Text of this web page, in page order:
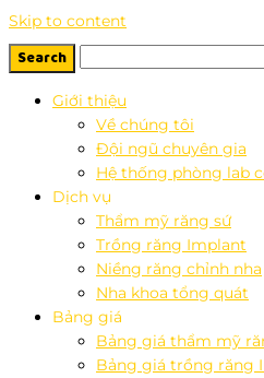
Skip to content
Giới thiệu
Về chúng tôi
Đội ngũ chuyên gia
Hệ thống phòng lab
Dịch vụ
Thẩm mỹ răng sứ
Trồng răng Implant
Niềng răng chỉnh nha
Nha khoa tổng quát
Bảng giá
Bảng giá thẩm mỹ
Bảng giá trồng răng